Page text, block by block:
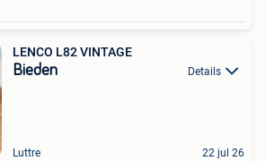
LENCO L82 VINTAGE
Bieden Details
Luttre 22 jul 26